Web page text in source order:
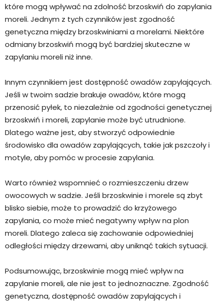
które mogą wpływać na zdolność brzoskwiń do zapylania
moreli. Jednym z tych czynników jest zgodność
genetyczna między brzoskwiniami a morelami. Niektóre
odmiany brzoskwiń mogą być bardziej skuteczne w
zapylaniu moreli niż inne.
Innym czynnikiem jest dostępność owadów zapylających.
Jeśli w twoim sadzie brakuje owadów, które mogą
przenosić pyłek, to niezależnie od zgodności genetycznej
brzoskwiń i moreli, zapylanie może być utrudnione.
Dlatego ważne jest, aby stworzyć odpowiednie
środowisko dla owadów zapylających, takie jak pszczoły i
motyle, aby pomóc w procesie zapylania.
Warto również wspomnieć o rozmieszczeniu drzew
owocowych w sadzie. Jeśli brzoskwinie i morele są zbyt
blisko siebie, może to prowadzić do krzyżowego
zapylania, co może mieć negatywny wpływ na plon
moreli. Dlatego zaleca się zachowanie odpowiedniej
odległości między drzewami, aby uniknąć takich sytuacji.
Podsumowując, brzoskwinie mogą mieć wpływ na
zapylanie moreli, ale nie jest to jednoznaczne. Zgodność
genetyczna, dostępność owadów zapylających i